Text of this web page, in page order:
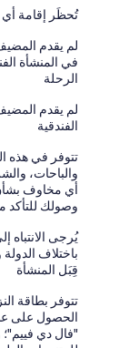
تُحظَر إقامة أي
لم يقدم
في المنشأة
الرحلة
لم يقدم
الفندقية
تتوفر في هذه
والباحات،
أي مخاوف
وصولك للتأكد
يُرجى الانتباه
باختلاف
قِبَل المنشأة
تتوفر بطاقة
الحصول على
"فال دي